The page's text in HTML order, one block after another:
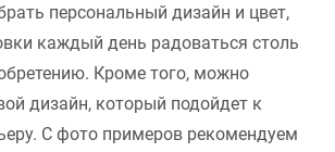
персональный дизайн и цвет,
каждый день радоваться столь
Кроме того, можно
дизайн, который подойдет к
С фото примеров рекомендуем